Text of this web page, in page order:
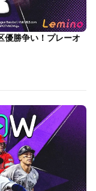
優勝争い！プレーオ